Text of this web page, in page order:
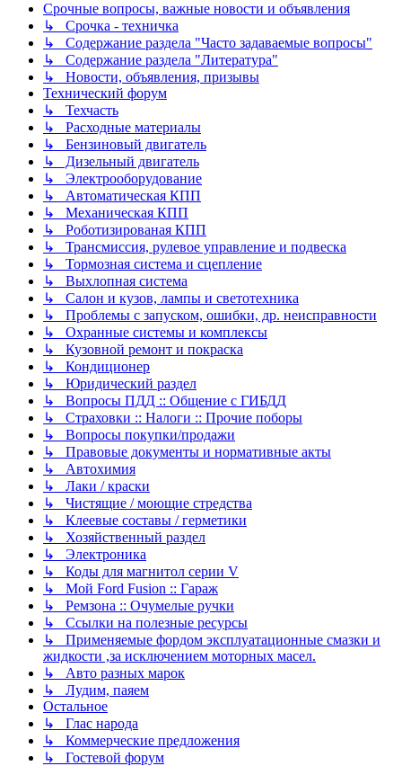
Срочные вопросы, важные новости и объявления
↳ Срочка - техничка
↳ Содержание раздела "Часто задаваемые вопросы"
↳ Содержание раздела "Литература"
↳ Новости, объявления, призывы
Технический форум
↳ Техчасть
↳ Расходные материалы
↳ Бензиновый двигатель
↳ Дизельный двигатель
↳ Электрооборудование
↳ Автоматическая КПП
↳ Механическая КПП
↳ Роботизированая КПП
↳ Трансмиссия, рулевое управление и подвеска
↳ Тормозная система и сцепление
↳ Выхлопная система
↳ Салон и кузов, лампы и светотехника
↳ Проблемы с запуском, ошибки, др. неисправности
↳ Охранные системы и комплексы
↳ Кузовной ремонт и покраска
↳ Кондиционер
↳ Юридический раздел
↳ Вопросы ПДД :: Общение с ГИБДД
↳ Страховки :: Налоги :: Прочие поборы
↳ Вопросы покупки/продажи
↳ Правовые документы и нормативные акты
↳ Автохимия
↳ Лаки / краски
↳ Чистящие / моющие стредства
↳ Клеевые составы / герметики
↳ Хозяйственный раздел
↳ Электроника
↳ Коды для магнитол серии V
↳ Мой Ford Fusion :: Гараж
↳ Ремзона :: Очумелые ручки
↳ Ссылки на полезные ресурсы
↳ Применяемые фордом эксплуатационные смазки и
жидкости ,за исключением моторных масел.
↳ Авто разных марок
↳ Лудим, паяем
Остальное
↳ Глас народа
↳ Коммерческие предложения
↳ Гостевой форум